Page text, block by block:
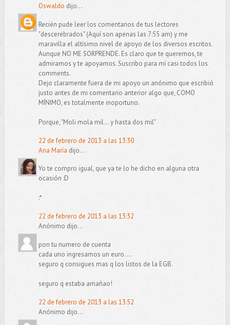
Oswaldo dijo...
Recién pude leer los comentarios de tus lectores
"descerebrados" (Aquí son apenas las 7:55 am) y me
maravilla el altísimo nivel de apoyo de los diversos escritos.
Aunque NO ME SORPRENDE. Es claro que te queremos, te
admiramos y te apoyamos. Suscribo para mí casi todos los
comments.
Dejo claramente fuera de mi apoyo un anónimo que escribió
justo antes de mi comentario anterior algo que, COMO
MÍNIMO, es totalmente inoportuno.
Porque, "Moli mola mil... y hasta dos mil"
22 de febrero de 2013 a las 13:30
Ana María dijo...
Yo te compro igual, que ya te lo he dicho en alguna otra
ocasión :D
:*
22 de febrero de 2013 a las 13:32
Anónimo dijo...
pon tu numero de cuenta
cada uno ingresamos un euro....
seguro q consigues mas q los listos de la EGB.
seguro q estaba amañao!
22 de febrero de 2013 a las 13:52
Anónimo dijo...